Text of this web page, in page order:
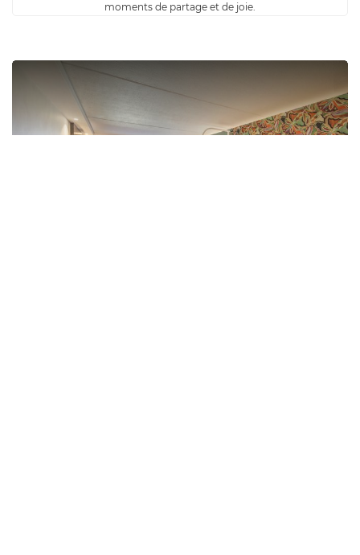
moments de partage et de joie.